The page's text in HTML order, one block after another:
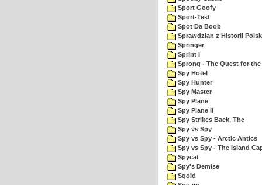
Sport Goofy
Sport-Test
Spot Da Boob
Sprawdzian z Historii
Springer
Sprint I
Sprong - The Quest for
Spy Hotel
Spy Hunter
Spy Master
Spy Plane
Spy Plane II
Spy Strikes Back, The
Spy vs Spy
Spy vs Spy - Arctic Antics
Spy vs Spy - The Island
Spycat
Spy's Demise
Sqoid